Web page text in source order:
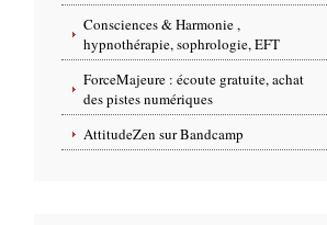
Consciences & Harmonie ,
hypnothérapie, sophrologie, EFT
ForceMajeure : écoute gratuite, achat
des pistes numériques
AttitudeZen sur Bandcamp